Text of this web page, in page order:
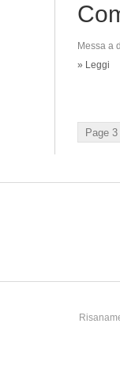
Messa a
» Leggi
Page